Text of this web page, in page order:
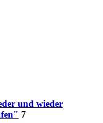
und wieder
7